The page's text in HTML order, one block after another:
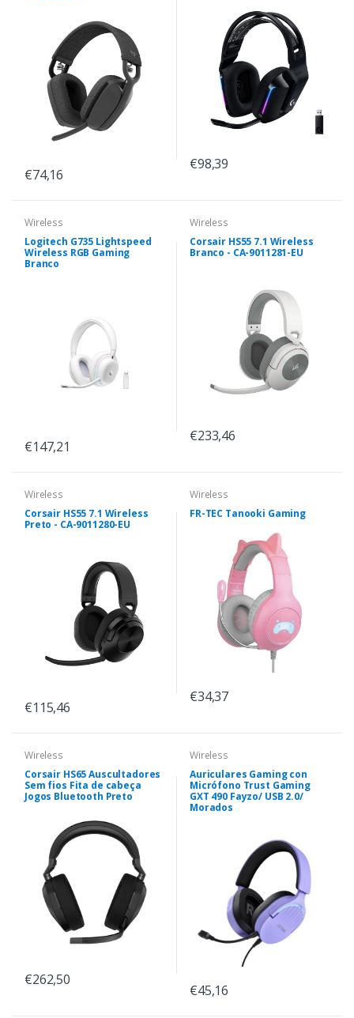
€74,16
€98,39
Wireless
Logitech G735 Lightspeed
Wireless RGB Gaming
Branco
€147,21
Wireless
Corsair HS55 7.1 Wireless
Branco - CA-9011281-EU
€233,46
Wireless
Corsair HS55 7.1 Wireless
Preto - CA-9011280-EU
€115,46
Wireless
FR-TEC Tanooki Gaming
€34,37
Wireless
Corsair HS65 Auscultadores
Sem fios Fita de cabeça
Jogos Bluetooth Preto
€262,50
Wireless
Auriculares Gaming con
Micrófono Trust Gaming
GXT 490 Fayzo/ USB 2.0/
Morados
€45,16